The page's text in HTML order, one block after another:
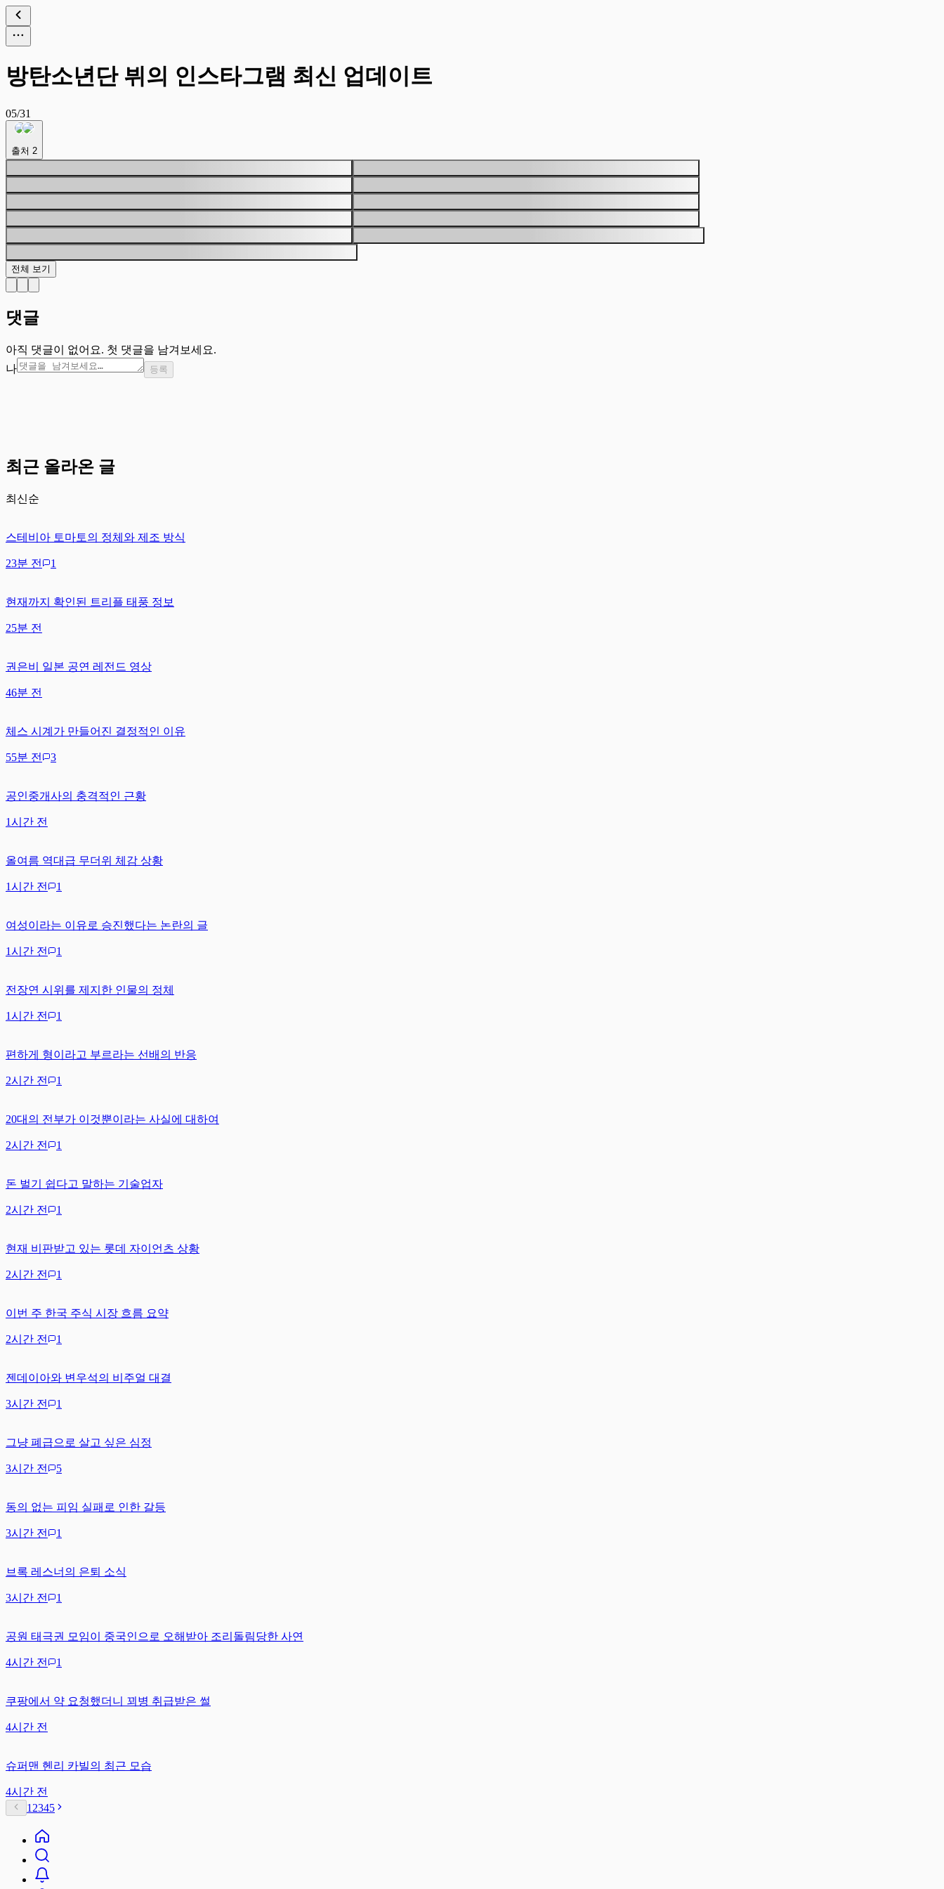
방탄소년단 뷔의 인스타그램 최신 업데이트
05/31
출처 2
전체 보기
댓글
아직 댓글이 없어요. 첫 댓글을 남겨보세요.
나
등록
최근 올라온 글
최신순
스테비아 토마토의 정체와 제조 방식
23분 전 1
현재까지 확인된 트리플 태풍 정보
25분 전
권은비 일본 공연 레전드 영상
46분 전
체스 시계가 만들어진 결정적인 이유
55분 전 3
공인중개사의 충격적인 근황
1시간 전
올여름 역대급 무더위 체감 상황
1시간 전 1
여성이라는 이유로 승진했다는 논란의 글
1시간 전 1
전장연 시위를 제지한 인물의 정체
1시간 전 1
편하게 형이라고 부르라는 선배의 반응
2시간 전 1
20대의 전부가 이것뿐이라는 사실에 대하여
2시간 전 1
돈 벌기 쉽다고 말하는 기술업자
2시간 전 1
현재 비판받고 있는 롯데 자이언츠 상황
2시간 전 1
이번 주 한국 주식 시장 흐름 요약
2시간 전 1
젠데이아와 변우석의 비주얼 대결
3시간 전 1
그냥 폐급으로 살고 싶은 심정
3시간 전 5
동의 없는 피임 실패로 인한 갈등
3시간 전 1
브록 레스너의 은퇴 소식
3시간 전 1
공원 태극권 모임이 중국인으로 오해받아 조리돌림당한 사연
4시간 전 1
쿠팡에서 약 요청했더니 꾀병 취급받은 썰
4시간 전
슈퍼맨 헨리 카빌의 최근 모습
4시간 전
1 2345